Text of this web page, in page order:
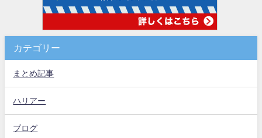
カテゴリー
まとめ記事
ハリアー
ブログ